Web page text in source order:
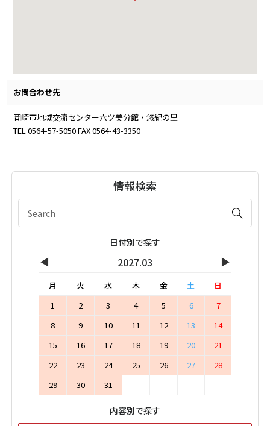
お問合わせ先
岡崎市地域交流センター六ツ美分館・悠紀の里
TEL 0564-57-5050 FAX 0564-43-3350
情報検索
日付別で探す
◀ 2027.03 ▶
月 火 水 木 金 土
日
1
2 3 4 5 6
7
8
9 10 11 12 13
14
15
16 17 18 19 20
21
22
23 24 25 26 27
28
29
30 31
内容別で探す